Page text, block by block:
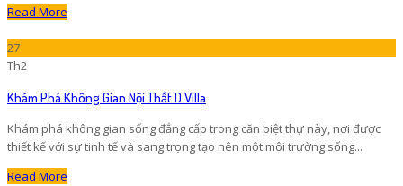
Read More
27
Th2
Khám Phá Không Gian Nội Thất D Villa
Khám phá không gian sống đẳng cấp trong căn biệt thự này, nơi được
thiết kế với sự tinh tế và sang trọng tạo nên một môi trường sống...
Read More